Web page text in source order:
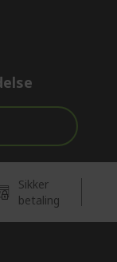
Sikker
betaling